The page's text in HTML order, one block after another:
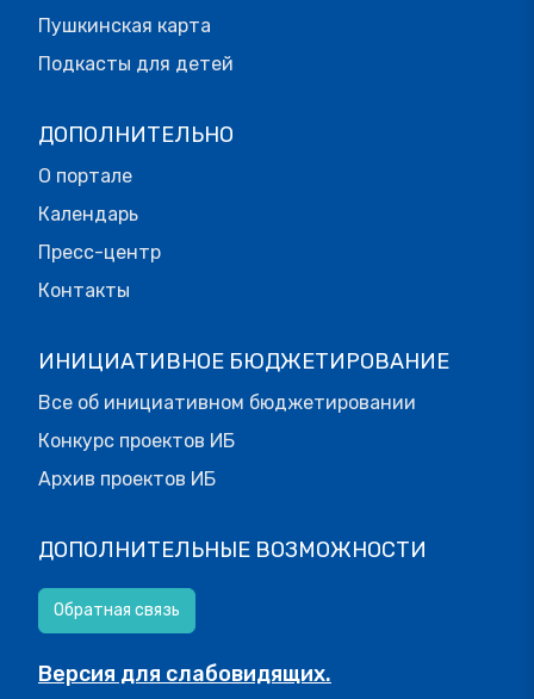
Пушкинская карта
Подкасты для детей
ДОПОЛНИТЕЛЬНО
О портале
Календарь
Пресс-центр
Контакты
ИНИЦИАТИВНОЕ БЮДЖЕТИРОВАНИЕ
Все об инициативном бюджетировании
Конкурс проектов ИБ
Архив проектов ИБ
ДОПОЛНИТЕЛЬНЫЕ ВОЗМОЖНОСТИ
Обратная связь
Версия для слабовидящих.